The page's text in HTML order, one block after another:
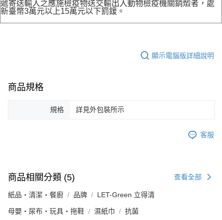
遞寄送輸入之應施檢疫物送交輸出入動物檢疫機關銷燬者，處
新臺幣3萬元以上15萬元以下罰鍰。
顯示電腦版詳細說明
商品規格
規格 詳見外包裝所示
客服
商品相關分類 (5) 查看全部
紙品・清潔・餐廚 品牌 LET-Green 立得清
母嬰・尿布・玩具・拖鞋 濕紙巾 抗菌